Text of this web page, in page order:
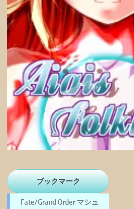
ブックマーク
Fate/Grand Order マシュ